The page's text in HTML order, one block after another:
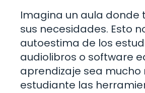
Imagina un aula
sus necesidades. Esto
autoestima de los
audiolibros o software
aprendizaje sea
estudiante las